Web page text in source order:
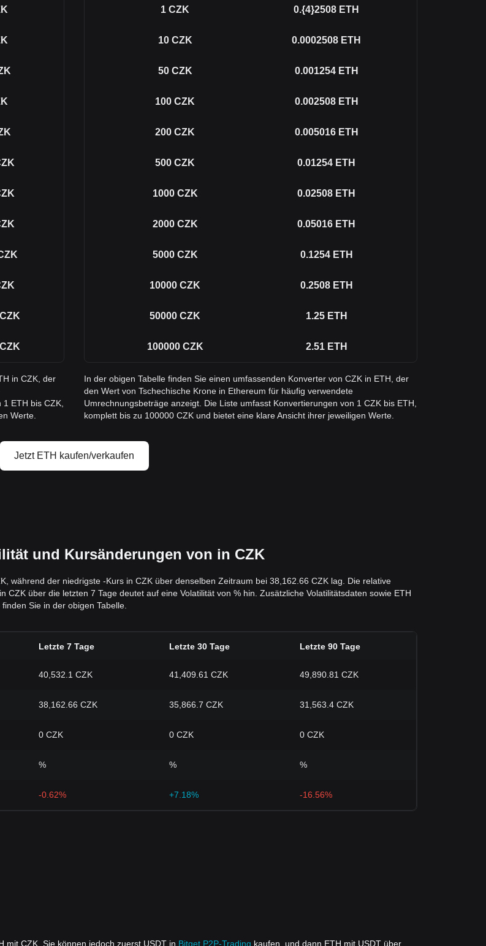
CZK
CZK
in CZK, der
ETH bis CZK,
Werte.
1 CZK 0.{4}2508 ETH
10 CZK 0.0002508 ETH
50 CZK 0.001254 ETH
100 CZK 0.002508 ETH
200 CZK 0.005016 ETH
500 CZK 0.01254 ETH
1000 CZK 0.02508 ETH
2000 CZK 0.05016 ETH
5000 CZK 0.1254 ETH
10000 CZK 0.2508 ETH
50000 CZK 1.25 ETH
100000 CZK 2.51 ETH
In der obigen Tabelle finden Sie einen umfassenden Konverter von CZK in ETH, der
den Wert von Tschechische Krone in Ethereum für häufig verwendete
Umrechnungsbeträge anzeigt. Die Liste umfasst Konvertierungen von 1 CZK bis ETH,
komplett bis zu 100000 CZK und bietet eine klare Ansicht ihrer jeweiligen Werte.
Jetzt ETH kaufen/verkaufen
und Kursänderungen von in CZK
während der niedrigste -Kurs in CZK über denselben Zeitraum bei 38,162.66 CZK lag. Die relative
über die letzten 7 Tage deutet auf eine Volatilität von % hin. Zusätzliche Volatilitätsdaten sowie ETH
Sie in der obigen Tabelle.
Letzte 7 Tage Letzte 30 Tage Letzte 90 Tage
40,532.1 CZK 41,409.61 CZK 49,890.81 CZK
38,162.66 CZK 35,866.7 CZK 31,563.4 CZK
0 CZK 0 CZK 0 CZK
% % %
-0.62% +7.18% -16.56%
mit CZK. Sie können jedoch zuerst USDT in Bitget P2P-Trading kaufen, und dann ETH mit USDT über